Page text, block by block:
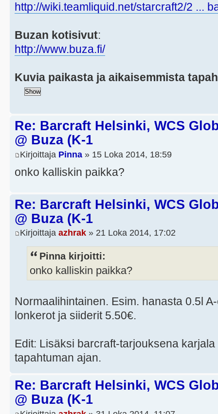
http://wiki.teamliquid.net/starcraft2/2 ...
Buzan kotisivut:
http://www.buza.fi/
Kuvia paikasta ja aikaisemmista
Re: Barcraft Helsinki, WCS
@ Buza (K-1
Kirjoittaja Pinna » 15 Loka 2014, 18:59
onko kalliskin paikka?
Re: Barcraft Helsinki, WCS
@ Buza (K-1
Kirjoittaja azhrak » 21 Loka 2014, 17:02
Pinna kirjoitti:
onko kalliskin paikka?
Normaalihintainen. Esim. hanasta 0.5l
lonkerot ja siiderit 5.50€.
Edit: Lisäksi barcraft-tarjouksena
tapahtuman ajan.
Re: Barcraft Helsinki, WCS
@ Buza (K-1